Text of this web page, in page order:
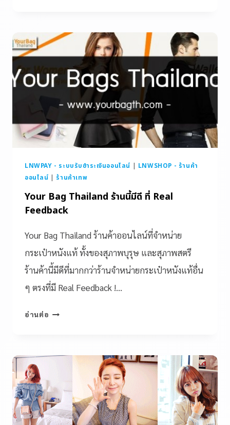
LNWPAY - ระบบรับชำระเงินออนไลน์
LNWSHOP - ร้านค้า
ออนไลน์
ร้านค้าเทพ
Your Bag Thailand ร้านนี้มีดี ที่ Real
Feedback
Your Bag Thailand ร้านค้าออนไลน์ที่จำหน่าย
กระเป๋าหนังแท้ ทั้งของสุภาพบุรุษ และสุภาพสตรี
ร้านค้านี้มีดีที่มากกว่าร้านจำหน่ายกระเป๋าหนังแท้อื่น
ๆ ตรงที่มี Real Feedback !…
อ่านต่อ